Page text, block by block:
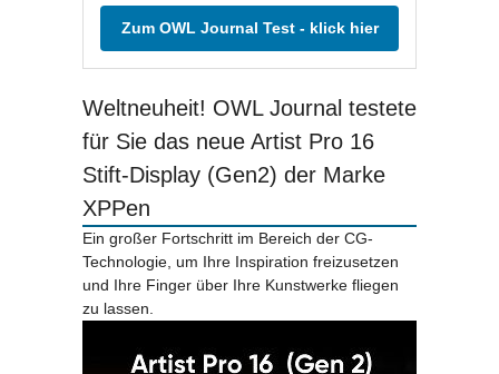
Zum OWL Journal Test - klick hier
Weltneuheit! OWL Journal testete
für Sie das neue Artist Pro 16
Stift-Display (Gen2) der Marke
XPPen
Ein großer Fortschritt im Bereich der CG-
Technologie, um Ihre Inspiration freizusetzen
und Ihre Finger über Ihre Kunstwerke fliegen
zu lassen.